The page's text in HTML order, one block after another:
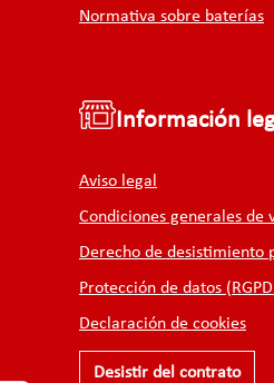
Normativa sobre baterías
Información
Aviso legal
Condiciones generales de
Derecho de desistimiento
Protección de datos
Declaración de cookies
Desistir del contrato